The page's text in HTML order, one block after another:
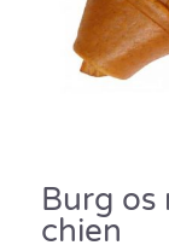
Burg os
chien